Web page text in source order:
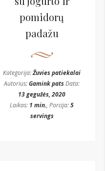
pomidorų
padažu
Kategorija:Žuvies patiekalai
Autorius:Gamink patsData:
13 gegužės, 2020
Laikas: 1 min., Porcija:5
servings